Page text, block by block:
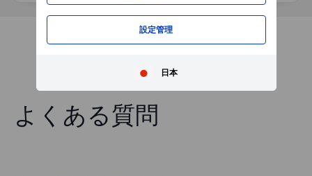
設定管理
日本
よくある質問